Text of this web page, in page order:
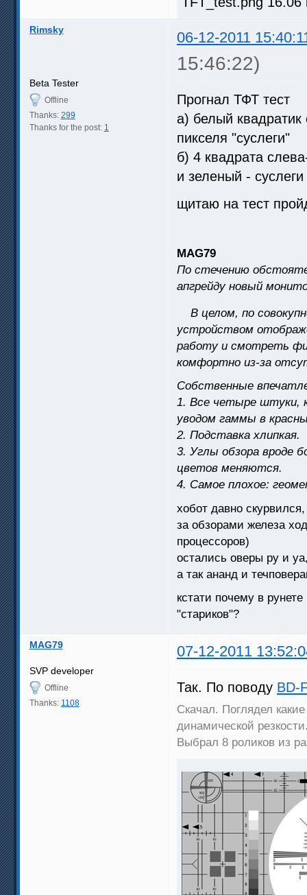
Rimsky 06-12-2011
15:46:22)
Beta Tester
Offline
Thanks: 299
Thanks for the post: 1
Прогнал ТФТ тест
а) белый квадратик
пикселя "суслеги"
б) 4 квадрата
и зеленый - суслеги
щитаю на тест
MAG79
По стечению
апгрейду новый
В целом, по
устройством
работу и смотреть
комфортно из-за
Собственные
1. Все четыре штуки,
уводом гаммы в
2. Подставка хлипкая.
3. Углы обзора вроде
цветов меняются.
4. Самое плохое:
хобот давно
за обзорами железа
процессоров)
остались оверы ру и
а так ананд и
кстати почему в
"стариков"?
MAG79 07-12-2011
SVP developer
Offline
Thanks: 1108
Так. По поводу BD-
Скачал. Поглядел
динамической
Выбрал 8 роликов из